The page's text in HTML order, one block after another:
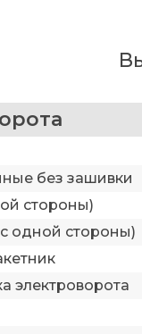
без зашивки
стороны)
одной стороны)
электроворота